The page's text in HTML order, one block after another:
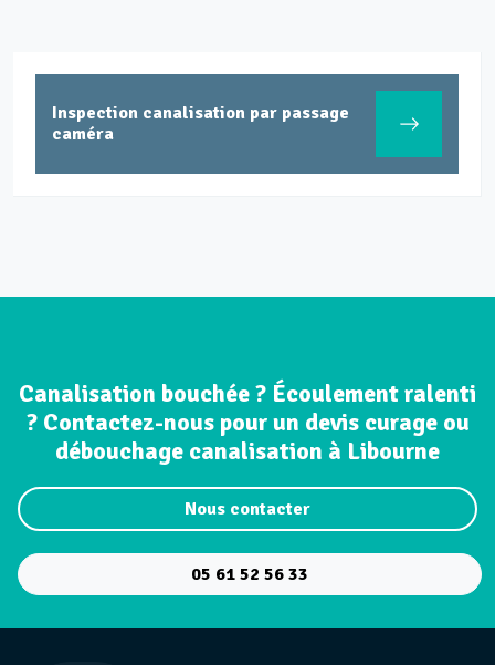
Inspection canalisation par passage
caméra
Canalisation bouchée ? Écoulement ralenti
? Contactez-nous pour un devis curage ou
débouchage canalisation à Libourne
Nous contacter
05 61 52 56 33